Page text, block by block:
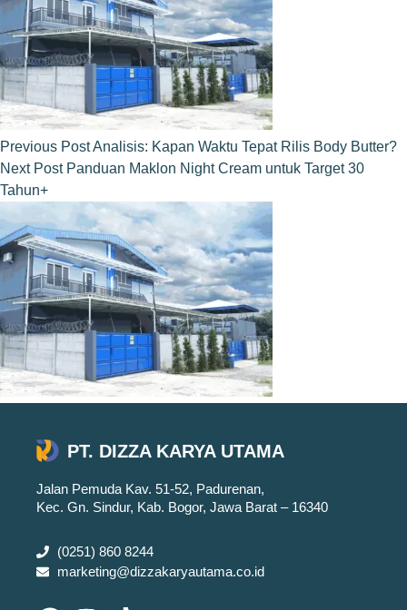
Previous PostAnalisis: Kapan Waktu Tepat Rilis Body Butter?
Next Post Panduan Maklon Night Cream untuk Target 30
Tahun+
PT. DIZZA KARYA UTAMA
Jalan Pemuda Kav. 51-52, Padurenan,
Kec. Gn. Sindur, Kab. Bogor, Jawa Barat – 16340
(0251) 860 8244
marketing@dizzakaryautama.co.id